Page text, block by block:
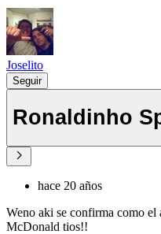
Joselito
Seguir
Ronaldinho
hace 20 años
Weno aki se confirma como el
McDonald tios!!